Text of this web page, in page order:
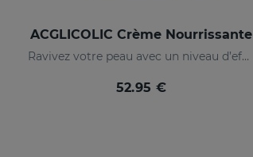
ACGLICOLIC Crème Nourrissante
Ravivez votre peau avec un niveau d’efficacité jamais égalé
52.95 €